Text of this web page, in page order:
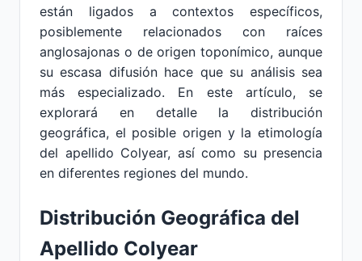
están ligados a contextos específicos,
posiblemente relacionados con raíces
anglosajonas o de origen toponímico, aunque
su escasa difusión hace que su análisis sea
más especializado. En este artículo, se
explorará en detalle la distribución
geográfica, el posible origen y la etimología
del apellido Colyear, así como su presencia
en diferentes regiones del mundo.
Distribución Geográfica del
Apellido Colyear